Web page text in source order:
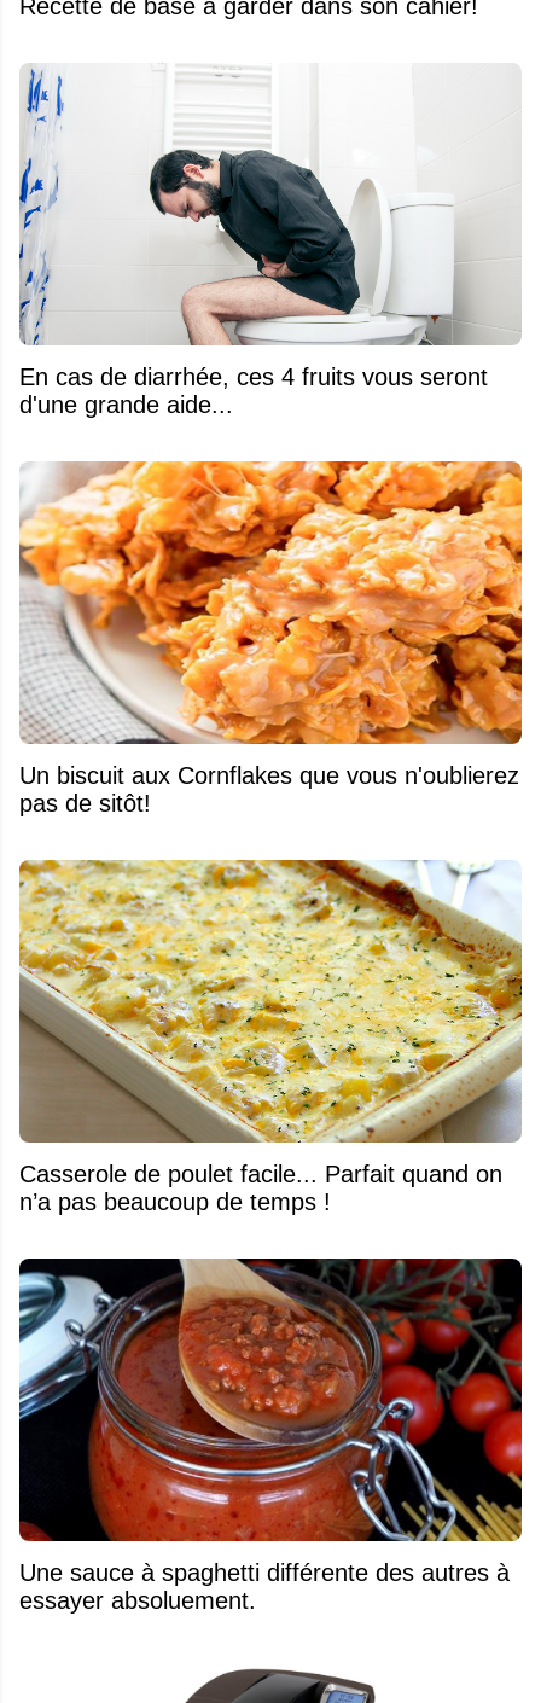
Recette de base à garder dans son cahier!
En cas de diarrhée, ces 4 fruits vous seront
d'une grande aide...
Un biscuit aux Cornflakes que vous n'oublierez
pas de sitôt!
Casserole de poulet facile... Parfait quand on
n’a pas beaucoup de temps !
Une sauce à spaghetti différente des autres à
essayer absoluement.